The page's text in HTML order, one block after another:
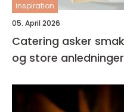
inspiration
05. April 2026
Catering asker smakfulle løsninger for små
og store anledninger